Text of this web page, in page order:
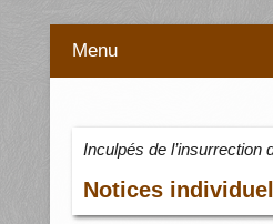
Menu
Inculpés de l’insurrection
Notices